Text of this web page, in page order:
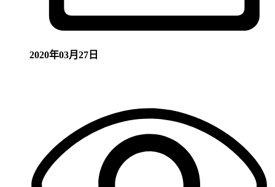
2020年03月27日